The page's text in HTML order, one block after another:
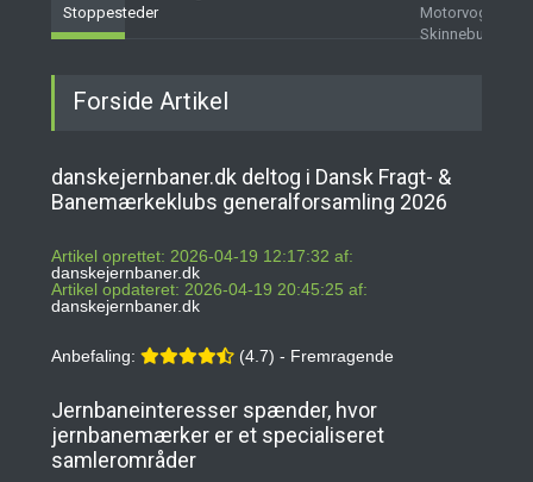
Stoppesteder
Motorvogne og
Skinnebusser
Forside Artikel
danskejernbaner.dk deltog i Dansk Fragt- &
Banemærkeklubs generalforsamling 2026
Artikel oprettet: 2026-04-19 12:17:32 af:
danskejernbaner.dk
Artikel opdateret: 2026-04-19 20:45:25 af:
danskejernbaner.dk
Anbefaling: (4.7) - Fremragende
Jernbaneinteresser spænder, hvor
jernbanemærker er et specialiseret
samlerområder